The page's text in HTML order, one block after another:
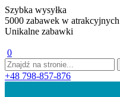
Szybka wysyłka
5000 zabawek w atrakcyjnych
Unikalne zabawki
0
+48 798-857-876